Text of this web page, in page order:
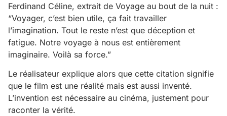
Ferdinand Céline, extrait de Voyage au bout de la nuit :
“Voyager, c’est bien utile, ça fait travailler
l’imagination. Tout le reste n’est que déception et
fatigue. Notre voyage à nous est entièrement
imaginaire. Voilà sa force.”
Le réalisateur explique alors que cette citation signifie
que le film est une réalité mais est aussi inventé.
L’invention est nécessaire au cinéma, justement pour
raconter la vérité.